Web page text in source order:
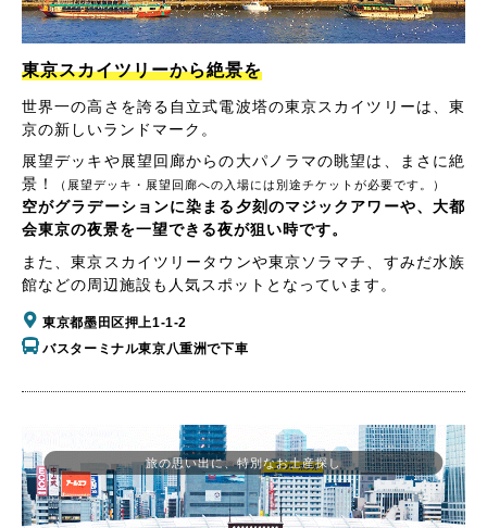
東京スカイツリーから絶景を
世界一の高さを誇る自立式電波塔の東京スカイツリーは、東
京の新しいランドマーク。
展望デッキや展望回廊からの大パノラマの眺望は、まさに絶
景！
（展望デッキ・展望回廊への入場には別途チケットが必要です。）
空がグラデーションに染まる夕刻のマジックアワーや、大都
会東京の夜景を一望できる夜が狙い時です。
また、東京スカイツリータウンや東京ソラマチ、すみだ水族
館などの周辺施設も人気スポットとなっています。
東京都墨田区押上1-1-2
バスターミナル東京八重洲で下車
旅の思い出に、特別なお土産探し